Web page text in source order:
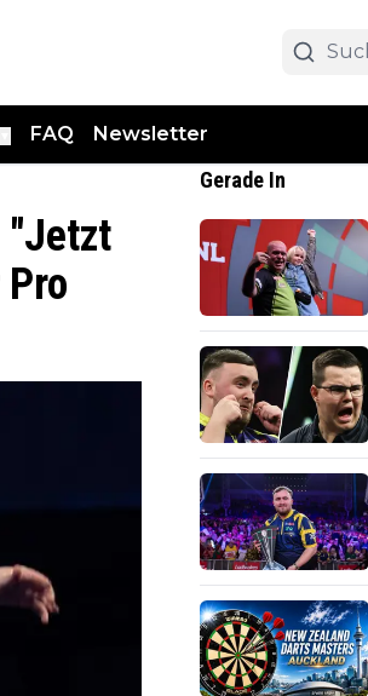
FAQ Newsletter
"Jetzt
Gerade In